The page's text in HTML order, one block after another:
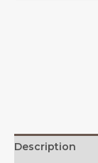
stylu
nowozelandzkim
Description